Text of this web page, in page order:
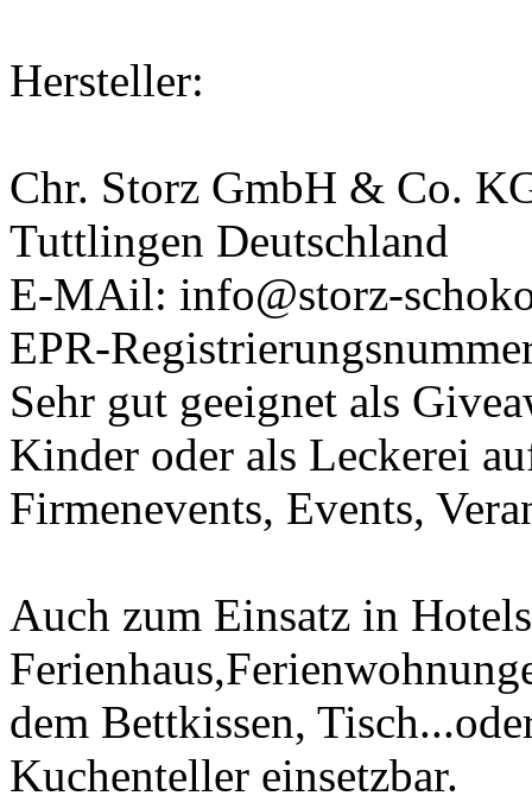
Hersteller:
Chr. Storz GmbH & Co.
Tuttlingen Deutschland
E-MAil: info@storz-
EPR-
Sehr gut geeignet als
Kinder oder als Leckerei
Firmenevents, Events,
Auch zum Einsatz in
dem Bettkissen,
Kuchenteller einsetzbar.